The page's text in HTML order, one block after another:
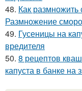
48. Как
Размножение
49. Гусеницы на
вредителя
50. 8 рецептов
капуста в банке